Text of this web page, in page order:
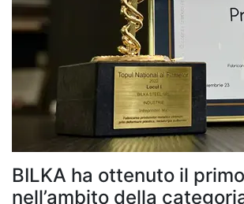
BILKA ha ottenuto il
nell’ambito della